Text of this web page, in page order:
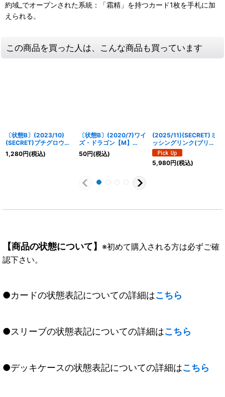
約域_でオープンされた系統：「霜精」を持つカード1枚を手札に加
えられる。
この商品を買った人は、こんな商品も買っています
〔状態B〕(2023/10)
(SECRET)プチグロウ
【契約X-SEC】{BS66-
CX01}《赤》
1,280円(税込)
〔状態B〕(2020/7)ワイ
ズ・ドラゴン【M】
{BS52-008}《赤》
50円(税込)
(2025/11)(SECRET)ミ
ッシングリンク(ブリギ
ットイラスト)【R-
SEC】{BS70-085}
《白》
5,980円(税込)
【商品の状態について】 ※初めて購入される方は必ずご確
認下さい。
●カードの状態表記についての詳細はこちら
●スリーブの状態表記についての詳細はこちら
●デッキケースの状態表記についての詳細はこちら